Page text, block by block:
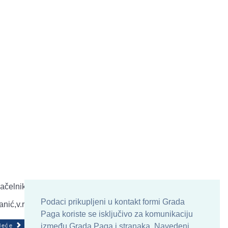
Podaci prikupljeni u kontakt formi Grada
Paga koriste se isključivo za komunikaciju